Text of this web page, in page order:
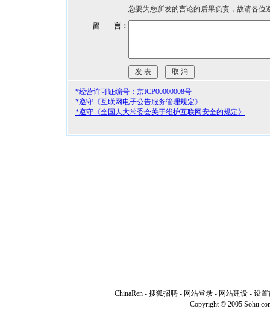
您要为您所发的言论的后果负责，故请各位
留 言：
*经营许可证编号：京ICP00000008号
*遵守《互联网电子公告服务管理规定》
*遵守《全国人大常委会关于维护互联网安全的规定》
ChinaRen - 搜狐招聘 - 网站登录 - 网站建设 - 设置
Copyright © 2005